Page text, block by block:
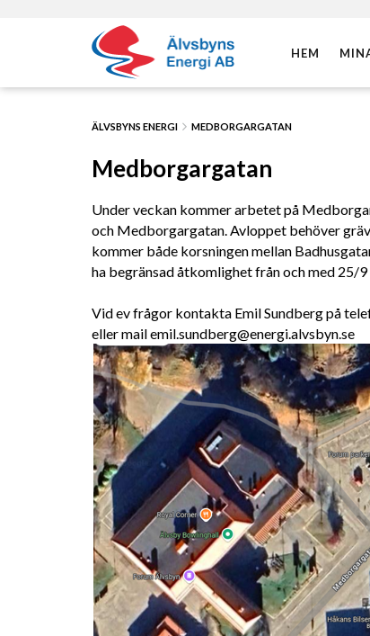
HEM
ÄLVSBYNS ENERGI MEDBORGARGATAN
Medborgargatan
Under veckan kommer arbetet på
och Medborgargatan. Avloppet behöver
kommer både korsningen mellan
ha begränsad åtkomlighet från och med 25/
Vid ev frågor kontakta Emil Sundberg på
eller mail emil.sundberg@energi.alvsbyn.se